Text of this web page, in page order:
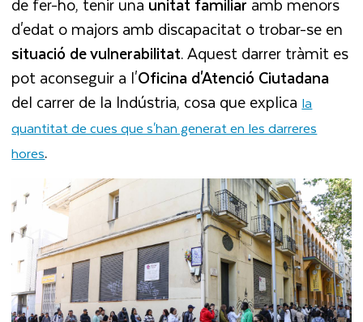
d'edat o majors amb discapacitat o trobar-se en
situació de vulnerabilitat. Aquest darrer tràmit es
pot aconseguir a l'Oficina d'Atenció Ciutadana
del carrer de la Indústria, cosa que explicala
quantitat de cues que s'han generat en les darreres
hores.